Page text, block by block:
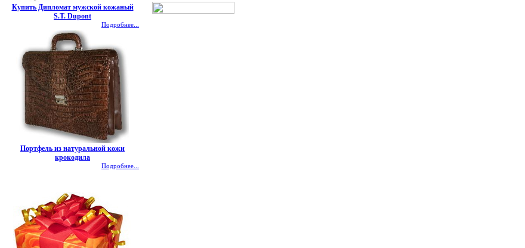
Купить Дипломат мужской кожаный
S.T. Dupont
Подробнее...
Портфель из натуральной кожи
крокодила
Подробнее...